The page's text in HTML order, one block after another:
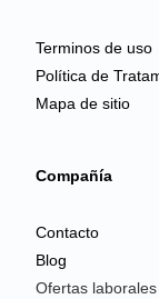
Terminos de uso
Política de
Mapa de sitio
Compañía
Contacto
Blog
Ofertas laborales